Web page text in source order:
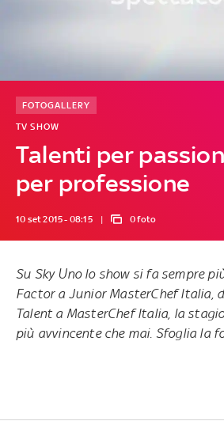
Talenti per
per professione
TV SHOW
FOTOGALLERY
10 set 2015 - 08:15 0 foto
Su Sky Uno lo show si fa sempre
Factor a Junior MasterChef Italia,
Talent a MasterChef Italia, la
più avvincente che mai. Sfoglia la